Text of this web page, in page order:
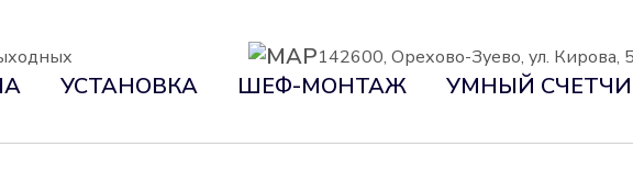
142600, Орехово-Зуево, ул. Кирова,
УСТАНОВКА ШЕФ-МОНТАЖ УМНЫЙ